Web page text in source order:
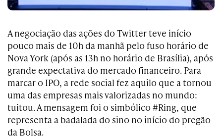
A negociação das ações do Twitter teve início
pouco mais de 10h da manhã pelo fuso horário de
Nova York (após as 13h no horário de Brasília), após
grande expectativa do mercado financeiro. Para
marcar o IPO, a rede social fez aquilo que a tornou
uma das empresas mais valorizadas no mundo:
tuitou. A mensagem foi o simbólico #Ring, que
representa a badalada do sino no início do pregão
da Bolsa.